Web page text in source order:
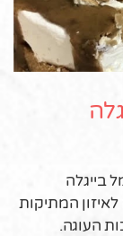
בייגלה
המתיקות
העוגה.